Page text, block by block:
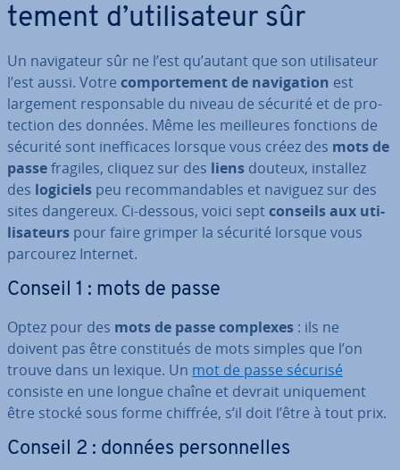
te­ment d’uti­li­sa­teur sûr
Un na­vi­ga­teur sûr ne l’est qu’autant que son uti­li­sa­teur
l’est aussi. Votre com­por­te­ment de na­vi­ga­tion est
largement res­pon­sable du niveau de sécurité et de pro­
tec­tion des données. Même les meil­leures fonctions de
sécurité sont inef­fi­caces lorsque vous créez des mots de
passefragiles, cliquez sur des liens douteux, installez
des logiciels peu re­com­man­dables et naviguez sur des
sites dangereux. Ci-dessous, voici septconseils aux uti­
li­sa­teurs pour faire grimper la sécurité lorsque vous
parcourez Internet.
Conseil 1 : mots de passe
Optez pour des mots de passe complexes : ils ne
doivent pas être cons­ti­tués de mots simples que l’on
trouve dans un lexique. Un mot de passe sécurisé
consiste en une longue chaîne et devrait uni­que­ment
être stocké sous forme chiffrée, s’il doit l’être à tout prix.
Conseil 2 : données per­son­nelles